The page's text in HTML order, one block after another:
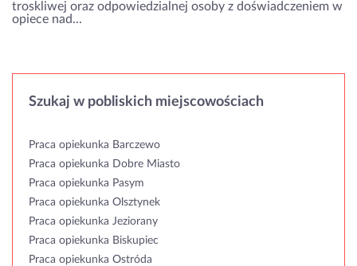
troskliwej oraz odpowiedzialnej osoby z doświadczeniem w
opiece nad...
Szukaj w pobliskich miejscowościach
Praca opiekunka Barczewo
Praca opiekunka Dobre Miasto
Praca opiekunka Pasym
Praca opiekunka Olsztynek
Praca opiekunka Jeziorany
Praca opiekunka Biskupiec
Praca opiekunka Ostróda